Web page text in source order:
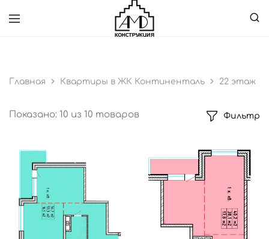
ПОДДЕРЖКА: 8 (800) 555-35-35
Главная Квартиры в ЖК Континенталь 22 этаж
Показано: 10 из 10 товаров Фильтр